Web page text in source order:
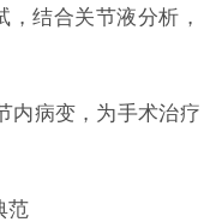
结合关节液分析，
病变，为手术治疗
范